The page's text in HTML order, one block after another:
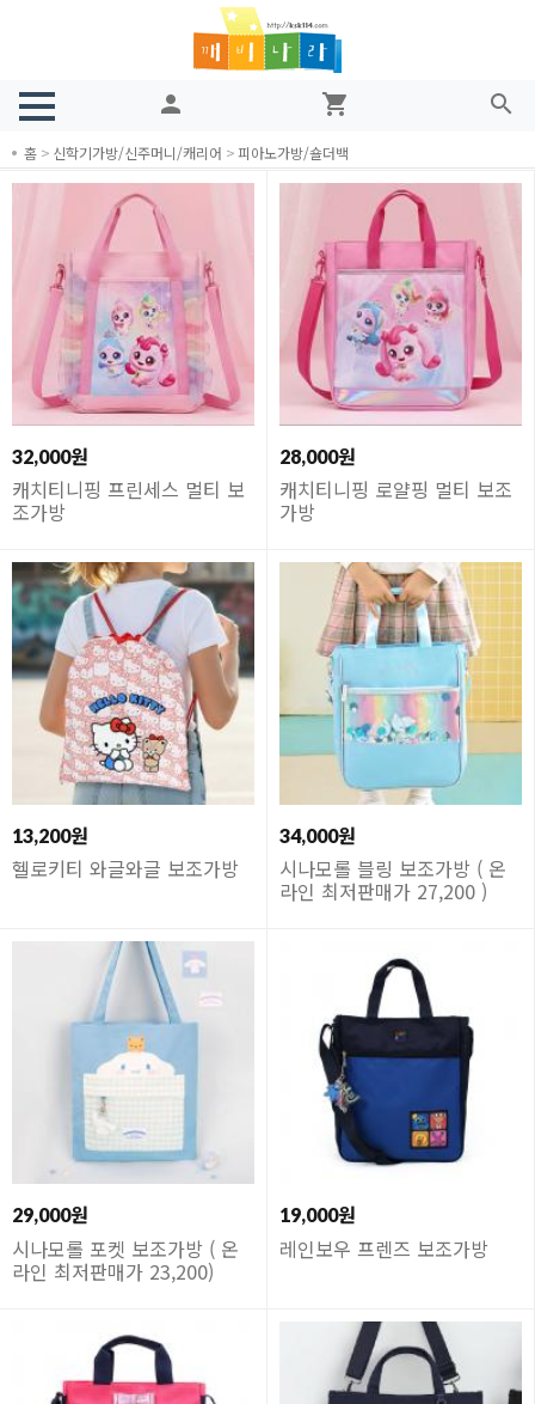
person shopping_cart search
홈 > 신학기가방/신주머니/캐리어 >피아노가방/숄더백
32,000원
캐치티니핑 프린세스 멀티 보
조가방
28,000원
캐치티니핑 로얄핑 멀티 보조
가방
13,200원
헬로키티 와글와글 보조가방
34,000원
시나모롤 블링 보조가방 ( 온
라인 최저판매가 27,200 )
29,000원
시나모롤 포켓 보조가방 ( 온
라인 최저판매가 23,200)
19,000원
레인보우 프렌즈 보조가방